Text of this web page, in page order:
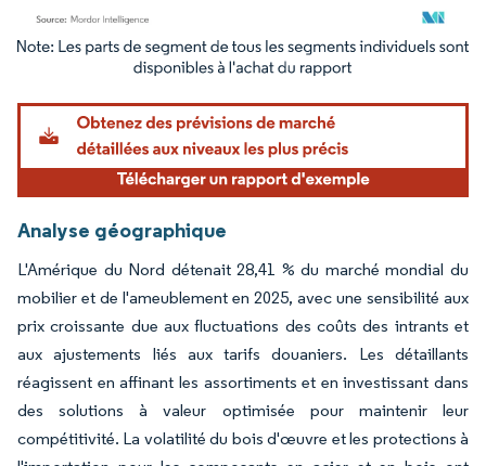
Image © Mordor Intelligence. La réutilisation nécessite une attribution sous CC BY
Analyse géographique
L'Amérique du Nord détenait 28,41 % du marché mondial du
mobilier et de l'ameublement en 2025, avec une sensibilité aux
prix croissante due aux fluctuations des coûts des intrants et
aux ajustements liés aux tarifs douaniers. Les détaillants
réagissent en affinant les assortiments et en investissant dans
des solutions à valeur optimisée pour maintenir leur
compétitivité. La volatilité du bois d'œuvre et les protections à